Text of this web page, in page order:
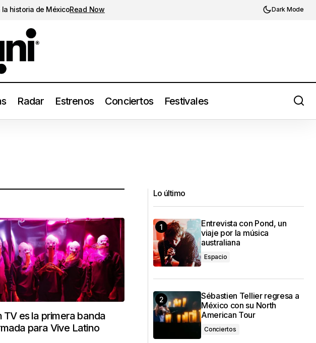
historia de MéxicoRead Now Dark Mode
Radar Estrenos Conciertos Festivales
TV es la primera banda
para Vive Latino
Lo último
Entrevista con Pond, un
viaje por la música
australiana
Espacio
Sébastien Tellier regresa a
México con su North
American Tour
Conciertos